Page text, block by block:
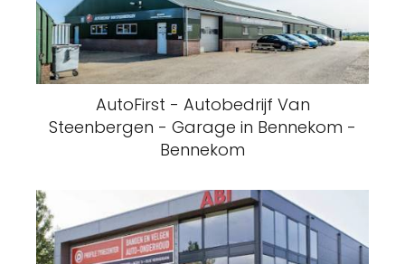
AutoFirst - Autobedrijf Van
Steenbergen - Garage in Bennekom -
Bennekom